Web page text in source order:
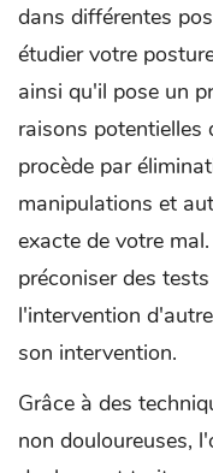
dans différentes
étudier votre
ainsi qu'il pose un
raisons potentielles
procède par
manipulations et
exacte de votre
préconiser des
l'intervention
son intervention.
Grâce à des
non douloureuses,